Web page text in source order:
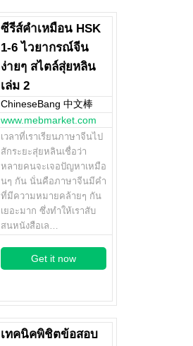
ซีรีส์คำเหมือน HSK
1-6 ไวยากรณ์จีน
ง่ายๆ สไตล์สุ่ยหลิน
เล่ม 2
ChineseBang 中文棒
www.mebmarket.com
เวลาที่เราเรียนภาษาจีนไป
สักระยะสุ่ยหลินเชื่อว่า
หลายคนจะเจอปัญหาเหมือ
นๆ กัน นั่นคือภาษาจีนมีคำ
ที่มีความหมายคล้ายๆ กัน
เยอะมาก ซึ่งทำให้เราสับ
สนหนังสือเล…
Get it now
เทคนิคพิชิตข้อสอบ